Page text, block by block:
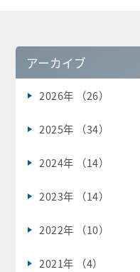
アーカイブ
2026年 （26）
2025年 （34）
2024年 （14）
2023年 （14）
2022年 （10）
2021年 （4）